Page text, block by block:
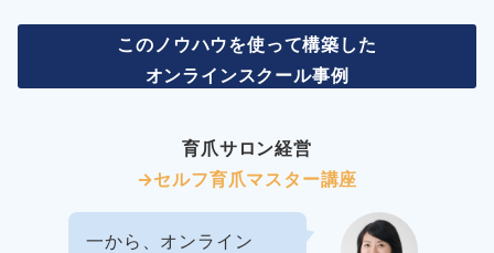
このノウハウを使って構築した
オンラインスクール事例
育爪サロン経営
→セルフ育爪マスター講座
一から、オンライン